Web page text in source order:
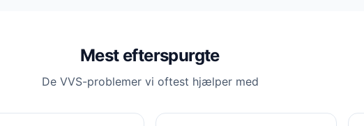
Mest efterspurgte
De VVS-problemer vi oftest hjælper med